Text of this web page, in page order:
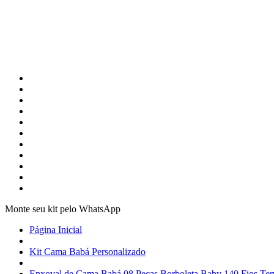
Monte seu kit pelo WhatsApp
Página Inicial
Kit Cama Babá Personalizado